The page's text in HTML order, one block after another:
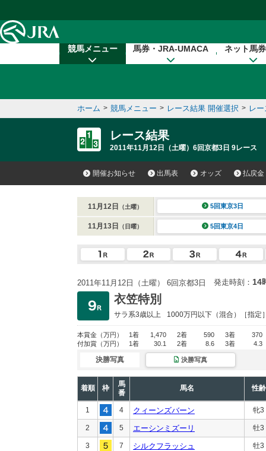
競馬メニュー 馬券・JRA-UMACA ネット馬
ホーム > 競馬メニュー > レース結果 開催選択 > レ
レース結果
2011年11月12日（土曜）6回京都3日 9レース
開催お知らせ 出馬表 オッズ 払戻金
11月12日 （土曜） 5回東京3日
11月13日 （日曜） 5回東京4日
2011年11月12日（土曜） 6回京都3日 発走時刻： 14
衣笠特別
サラ系3歳以上 1000万円以下 （混合）［指定
本賞金 （万円） 1着 1,470 2着 590 3着
370
付加賞 （万円） 1着 30.1 2着 8.6 3着 4.3
決勝写真 決勝写真
着順 枠
馬
番
馬名 性齢
1 4 クィーンズバーン 牝3
2 5 エーシンミズーリ 牡3
3 7 シルクフラッシュ 牡3